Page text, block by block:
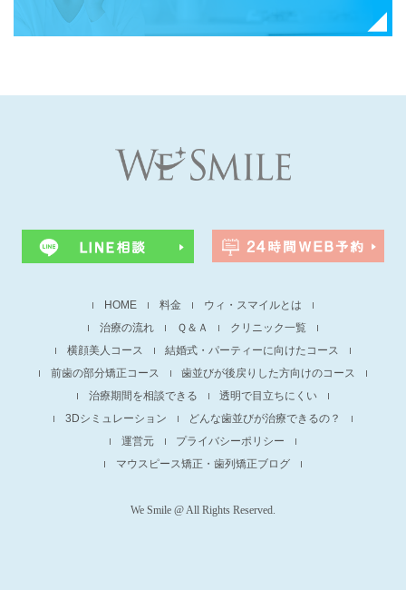
HOME 料金
ウィ・スマイルとは
治療の流れ
Ｑ＆Ａ
クリニック一覧
横顔美人コース
結婚式・パーティーに向けたコース
前歯の部分矯正コース
歯並びが後戻りした方向けのコース
治療期間を相談できる
透明で目立ちにくい
3Dシミュレーション
どんな歯並びが治療できるの？
運営元
プライバシーポリシー
マウスピース矯正・歯列矯正ブログ
We Smile @ All Rights Reserved.